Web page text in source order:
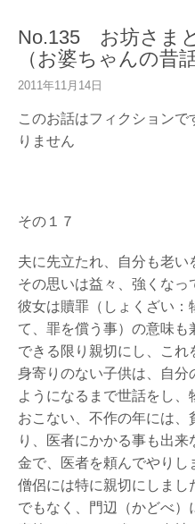
だ
の
E
B
画
買
取
査
定
申
し
込
み
は
こ
ち
ら
No.135 お坊さま
（お婆ちゃんの昔
2011年11月14日
このお話はフィクション
りません
その１７
夫に先立たれ、自分も老い
その思いは益々、強くなっ
彼女は贖罪（しょくざい：
て、罪を償う事）の意味も
できる限り親切にし、これ
身寄りのない子供は、自分
ようになるまで世話をし
おこない、不作の年には
り、医者にかかる事も出
金で、医者を頼んでやりし
僧侶には特に親切にしまし
でもなく、門辺（かどべ